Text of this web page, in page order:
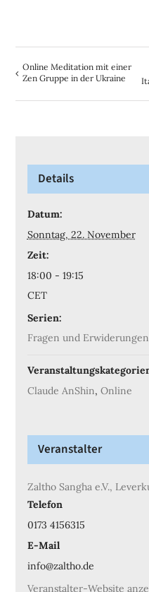
Online Meditation mit einer
Zen Gruppe in der Ukraine
Details
Datum:
Sonntag, 22. November
Zeit:
18:00 - 19:15
CET
Serien:
Fragen und
Claude AnShin, Online
Veranstalter
Zaltho Sangha e.V.,
Telefon
0173 4156315
E-Mail
info@zaltho.de
Veranstalter-Website